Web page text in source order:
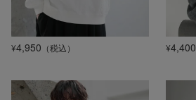
¥4,950 （税込） ¥4,400